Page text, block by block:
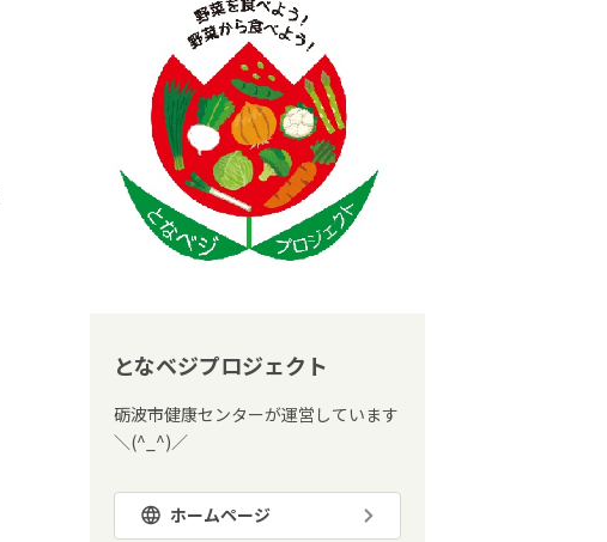
となベジプロジェクト
砺波市健康センターが運営しています
＼(^_^)／
ホームページ